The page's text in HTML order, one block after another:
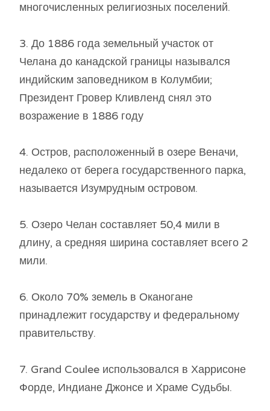
многочисленных религиозных поселений.
3. До 1886 года земельный участок от
Челана до канадской границы назывался
индийским заповедником в Колумбии;
Президент Гровер Кливленд снял это
возражение в 1886 году
4. Остров, расположенный в озере Веначи,
недалеко от берега государственного парка,
называется Изумрудным островом.
5. Озеро Челан составляет 50,4 мили в
длину, а средняя ширина составляет всего 2
мили.
6. Около 70% земель в Оканогане
принадлежит государству и федеральному
правительству.
7. Grand Coulee использовался в Харрисоне
Форде, Индиане Джонсе и Храме Судьбы.